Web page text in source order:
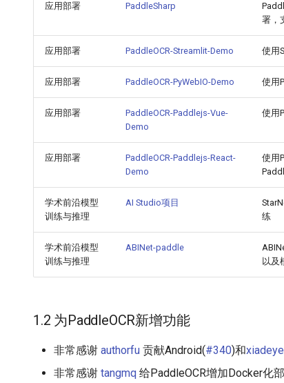
应用部署 PaddleSharp
署，
应用部署 PaddleOCR-Streamlit-Demo 使用
应用部署 PaddleOCR-PyWebIO-Demo 使用
应用部署
PaddleOCR-Paddlejs-Vue-
Demo
使用
应用部署
PaddleOCR-Paddlejs-React-
Demo
使用
学术前沿模型
训练与推理
AI Studio项目
练
学术前沿模型
训练与推理
ABINet-paddle
以及
1.2 为PaddleOCR新增功能
非常感谢 authorfu 贡献Android(#340)和xiadeye
非常感谢 tangmq 给PaddleOCR增加Docker化